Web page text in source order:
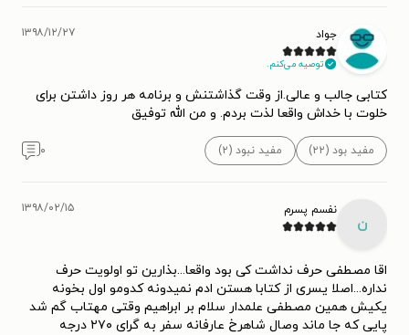
جواد
توصیه می‌کنم.
۱۳۹۸/۱۲/۲۷
کتابی جالب و عالی.از وقت گذاشتنش و برنامه هر روز داشتن برای
خلوت با خداش واقعا لذت بردم. و من الله توفیق
مفید بود (۲۲) مفید نبود (۲) ۰
ن
نفسم پسرم ۱۳۹۸/۰۲/۱۵
اقا مصطفی حرف نداشت کی بود واقعا...بذارین تو اولویت حرف
نداره...اصلا یسری از کتابا هستن ادم نمیدونه کدومو اول بخونه
یکیش همین مصطفی علمدار سلام بر ابراهیم وقتی مهتاب گم شد
پایی که جا ماند وصال شاهرخ عارفانه سفر به گرای ۲۷۰ درجه